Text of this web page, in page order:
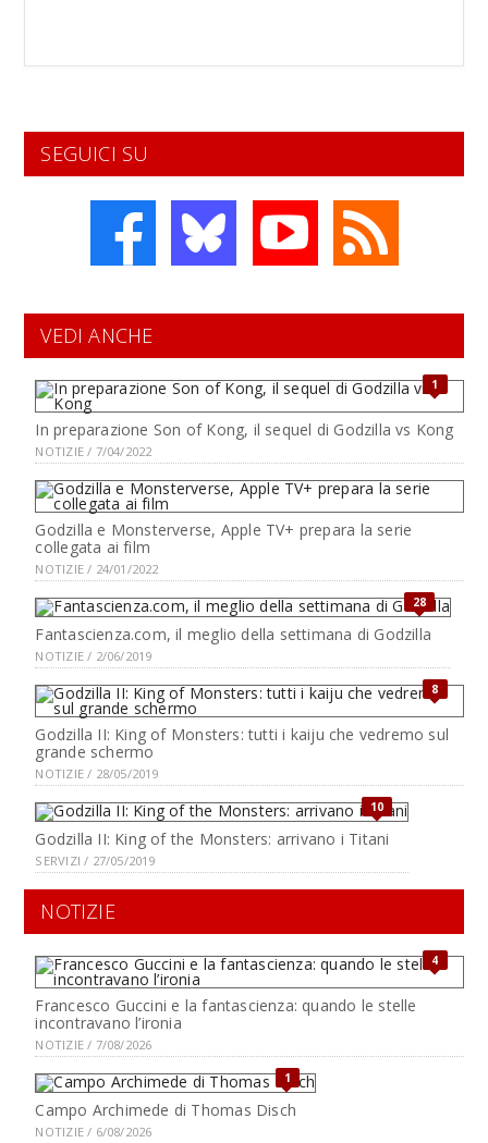
SEGUICI SU
VEDI ANCHE
1
In preparazione Son of Kong, il sequel di Godzilla vs Kong
NOTIZIE / 7/04/2022
Godzilla e Monsterverse, Apple TV+ prepara la serie
collegata ai film
NOTIZIE / 24/01/2022
28
Fantascienza.com, il meglio della settimana di Godzilla
NOTIZIE / 2/06/2019
8
Godzilla II: King of Monsters: tutti i kaiju che vedremo sul
grande schermo
NOTIZIE / 28/05/2019
10
Godzilla II: King of the Monsters: arrivano i Titani
SERVIZI / 27/05/2019
NOTIZIE
4
Francesco Guccini e la fantascienza: quando le stelle
incontravano l’ironia
NOTIZIE / 7/08/2026
1
Campo Archimede di Thomas Disch
NOTIZIE / 6/08/2026